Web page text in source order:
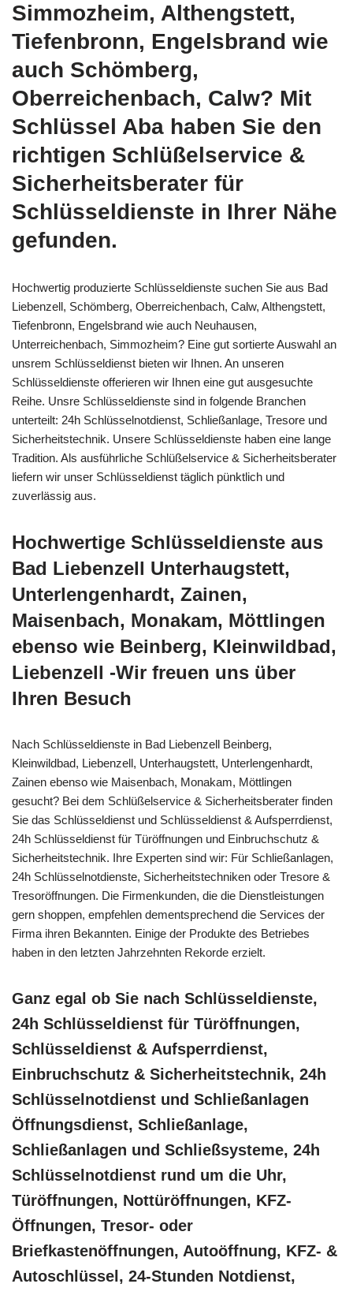
Simmozheim, Althengstett,
Tiefenbronn, Engelsbrand wie
auch Schömberg,
Oberreichenbach, Calw? Mit
Schlüssel Aba haben Sie den
richtigen Schlüßelservice &
Sicherheitsberater für
Schlüsseldienste in Ihrer Nähe
gefunden.
Hochwertig produzierte Schlüsseldienste suchen Sie aus Bad
Liebenzell, Schömberg, Oberreichenbach, Calw, Althengstett,
Tiefenbronn, Engelsbrand wie auch Neuhausen,
Unterreichenbach, Simmozheim? Eine gut sortierte Auswahl an
unsrem Schlüsseldienst bieten wir Ihnen. An unseren
Schlüsseldienste offerieren wir Ihnen eine gut ausgesuchte
Reihe. Unsre Schlüsseldienste sind in folgende Branchen
unterteilt: 24h Schlüsselnotdienst, Schließanlage, Tresore und
Sicherheitstechnik. Unsere Schlüsseldienste haben eine lange
Tradition. Als ausführliche Schlüßelservice & Sicherheitsberater
liefern wir unser Schlüsseldienst täglich pünktlich und
zuverlässig aus.
Hochwertige Schlüsseldienste aus
Bad Liebenzell Unterhaugstett,
Unterlengenhardt, Zainen,
Maisenbach, Monakam, Möttlingen
ebenso wie Beinberg, Kleinwildbad,
Liebenzell -Wir freuen uns über
Ihren Besuch
Nach Schlüsseldienste in Bad Liebenzell Beinberg,
Kleinwildbad, Liebenzell, Unterhaugstett, Unterlengenhardt,
Zainen ebenso wie Maisenbach, Monakam, Möttlingen
gesucht? Bei dem Schlüßelservice & Sicherheitsberater finden
Sie das Schlüsseldienst und Schlüsseldienst & Aufsperrdienst,
24h Schlüsseldienst für Türöffnungen und Einbruchschutz &
Sicherheitstechnik. Ihre Experten sind wir: Für Schließanlagen,
24h Schlüsselnotdienste, Sicherheitstechniken oder Tresore &
Tresoröffnungen. Die Firmenkunden, die die Dienstleistungen
gern shoppen, empfehlen dementsprechend die Services der
Firma ihren Bekannten. Einige der Produkte des Betriebes
haben in den letzten Jahrzehnten Rekorde erzielt.
Ganz egal ob Sie nach Schlüsseldienste,
24h Schlüsseldienst für Türöffnungen,
Schlüsseldienst & Aufsperrdienst,
Einbruchschutz & Sicherheitstechnik, 24h
Schlüsselnotdienst und Schließanlagen
Öffnungsdienst, Schließanlage,
Schließanlagen und Schließsysteme, 24h
Schlüsselnotdienst rund um die Uhr,
Türöffnungen, Nottüröffnungen, KFZ-
Öffnungen, Tresor- oder
Briefkastenöffnungen, Autoöffnung, KFZ- &
Autoschlüssel, 24-Stunden Notdienst,